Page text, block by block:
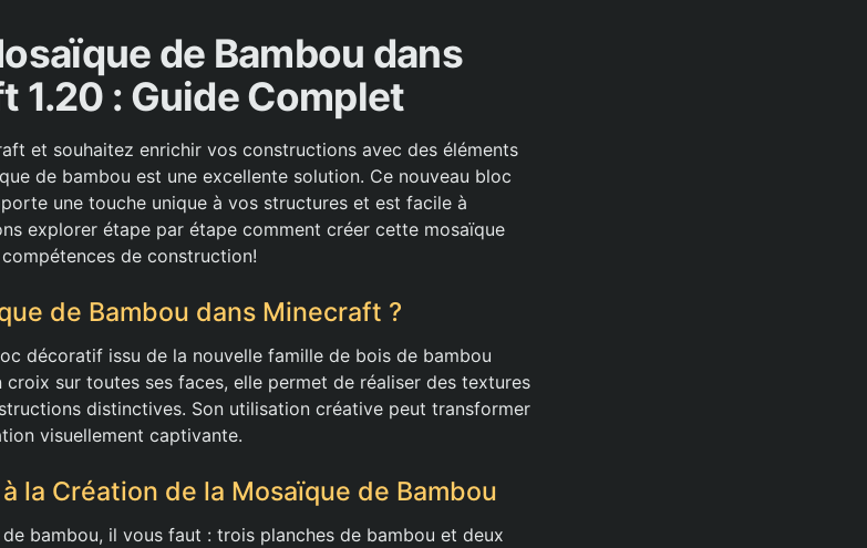
de Bambou dans
1.20 : Guide Complet
et souhaitez enrichir vos constructions avec des éléments
de bambou est une excellente solution. Ce nouveau bloc
une touche unique à vos structures et est facile à
explorer étape par étape comment créer cette mosaïque
de construction!
de Bambou dans Minecraft ?
décoratif issu de la nouvelle famille de bois de bambou
sur toutes ses faces, elle permet de réaliser des textures
distinctives. Son utilisation créative peut transformer
visuellement captivante.
la Création de la Mosaïque de Bambou
bambou, il vous faut : trois planches de bambou et deux